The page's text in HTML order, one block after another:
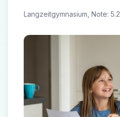
Langzeitgymnasium, Note: 5.2